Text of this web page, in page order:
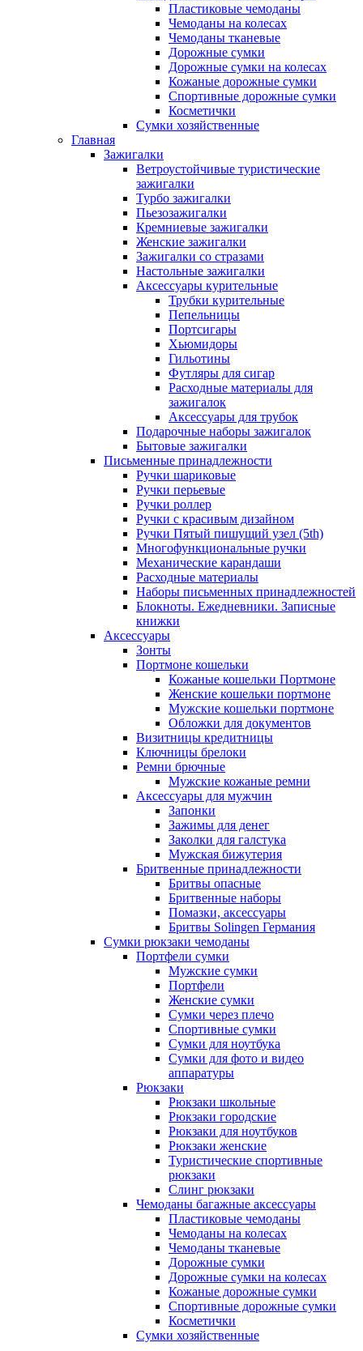
Пластиковые чемоданы
Чемоданы на колесах
Чемоданы тканевые
Дорожные сумки
Дорожные сумки на колесах
Кожаные дорожные сумки
Спортивные дорожные сумки
Косметички
Сумки хозяйственные
Главная
Зажигалки
Ветроустойчивые туристические
зажигалки
Турбо зажигалки
Пьезозажигалки
Кремниевые зажигалки
Женские зажигалки
Зажигалки со стразами
Настольные зажигалки
Аксессуары курительные
Трубки курительные
Пепельницы
Портсигары
Хьюмидоры
Гильотины
Футляры для сигар
Расходные материалы для
зажигалок
Аксессуары для трубок
Подарочные наборы зажигалок
Бытовые зажигалки
Письменные принадлежности
Ручки шариковые
Ручки перьевые
Ручки роллер
Ручки с красивым дизайном
Ручки Пятый пишущий узел (5th)
Многофункциональные ручки
Механические карандаши
Расходные материалы
Наборы письменных принадлежностей
Блокноты. Ежедневники. Записные
книжки
Аксессуары
Зонты
Портмоне кошельки
Кожаные кошельки Портмоне
Женские кошельки портмоне
Мужские кошельки портмоне
Обложки для документов
Визитницы кредитницы
Ключницы брелоки
Ремни брючные
Мужские кожаные ремни
Аксессуары для мужчин
Запонки
Зажимы для денег
Заколки для галстука
Мужская бижутерия
Бритвенные принадлежности
Бритвы опасные
Бритвенные наборы
Помазки, аксессуары
Бритвы Solingen Германия
Сумки рюкзаки чемоданы
Портфели сумки
Мужские сумки
Портфели
Женские сумки
Сумки через плечо
Спортивные сумки
Сумки для ноутбука
Сумки для фото и видео
аппаратуры
Рюкзаки
Рюкзаки школьные
Рюкзаки городские
Рюкзаки для ноутбуков
Рюкзаки женские
Туристические спортивные
рюкзаки
Слинг рюкзаки
Чемоданы багажные аксессуары
Пластиковые чемоданы
Чемоданы на колесах
Чемоданы тканевые
Дорожные сумки
Дорожные сумки на колесах
Кожаные дорожные сумки
Спортивные дорожные сумки
Косметички
Сумки хозяйственные